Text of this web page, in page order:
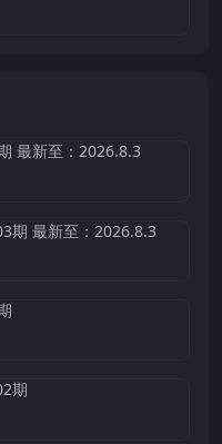
最新至：2026.8.3
期 最新至：2026.8.3
期